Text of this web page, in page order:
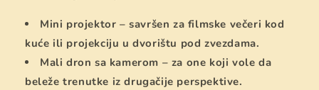
Mini projektor – savršen za filmske večeri kod
kuće ili projekciju u dvorištu pod zvezdama.
Mali dron sa kamerom – za one koji vole da
beleže trenutke iz drugačije perspektive.